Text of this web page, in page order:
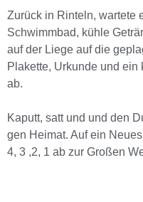
Zurück in Rinteln, wartete
Schwimmbad, kühle
auf der Liege auf die
Plakette, Urkunde und
ab.
Kaputt, satt und und den
gen Heimat. Auf ein
4, 3 ,2, 1 ab zur Großen